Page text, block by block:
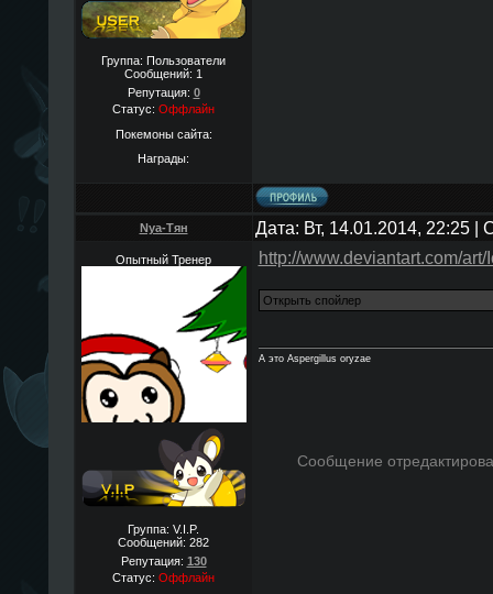
Группа: Пользователи
Сообщений: 1
Репутация: 0
Статус: Оффлайн
Покемоны сайта:
Награды:
Nya-Тян Дата: Вт, 14.01.2014, 22:25
Опытный Тренер
Группа: V.I.P.
Сообщений: 282
Репутация: 130
Статус: Оффлайн
http://www.deviantart.com/
А это Aspergillus oryzae
Сообщение